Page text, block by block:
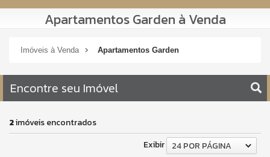
Apartamentos Garden à Venda
Imóveis à Venda Apartamentos Garden
Encontre seu Imóvel
2imóveis encontrados
Exibir
24 POR PÁGINA